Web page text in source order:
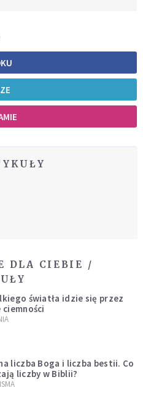
DLA CIEBIE /
światła idzie się przez
liczba Boga i liczba bestii. Co
liczby w Biblii?